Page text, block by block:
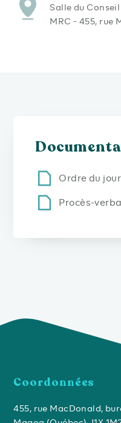
Salle du
MRC - 455, rue
Ordre du
Procès-
Coordonnées
455, rue MacDonald,